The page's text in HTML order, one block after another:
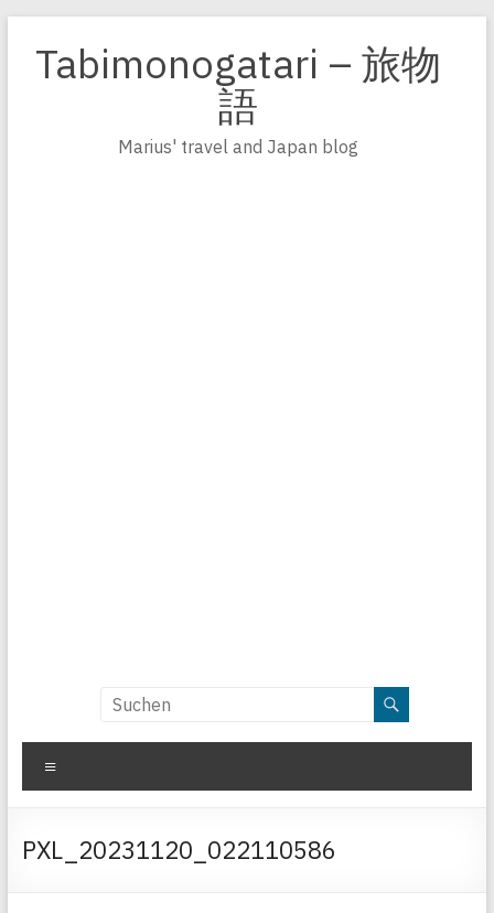
Inhalt
springen
Tabimonogatari – 旅物
語
Marius' travel and Japan blog
PXL_20231120_022110586